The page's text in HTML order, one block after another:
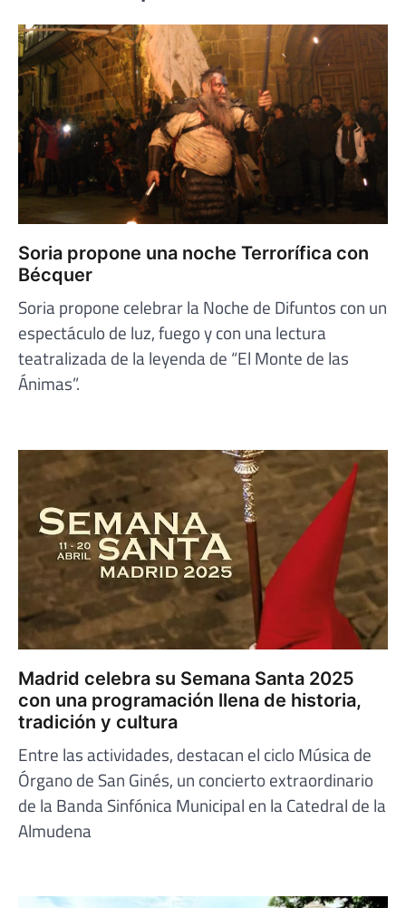
Soria propone una noche Terrorífica con
Bécquer
Soria propone celebrar la Noche de Difuntos con un
espectáculo de luz, fuego y con una lectura
teatralizada de la leyenda de “El Monte de las
Ánimas”.
Madrid celebra su Semana Santa 2025
con una programación llena de historia,
tradición y cultura
Entre las actividades, destacan el ciclo Música de
Órgano de San Ginés, un concierto extraordinario
de la Banda Sinfónica Municipal en la Catedral de la
Almudena